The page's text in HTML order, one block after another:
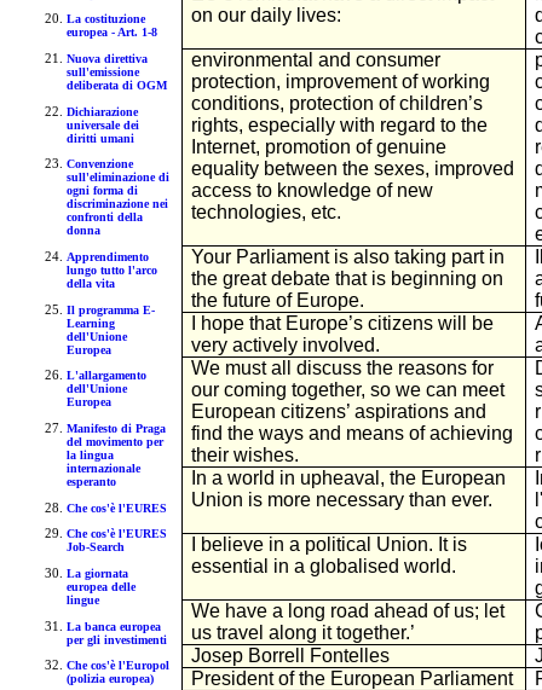
La costituzione
europea - Art. 1-8
Nuova direttiva
sull'emissione
deliberata di OGM
Dichiarazione
universale dei
diritti umani
Convenzione
sull'eliminazione di
ogni forma di
discriminazione nei
confronti della
donna
Apprendimento
lungo tutto l'arco
della vita
Il programma E-
Learning
dell'Unione
Europea
L'allargamento
dell'Unione
Europea
Manifesto di Praga
del movimento per
la lingua
internazionale
esperanto
Che cos'è l'EURES
Che cos'è l'EURES
Job-Search
La giornata
europea delle
lingue
La banca europea
per gli investimenti
Che cos'è l'Europol
(polizia europea)
on our daily lives:
environmental and consumer
protection, improvement of working
conditions, protection of children’s
rights, especially with regard to the
Internet, promotion of genuine
equality between the sexes, improved
access to knowledge of new
technologies, etc.
Your Parliament is also taking part in
the great debate that is beginning on
the future of Europe.
I hope that Europe’s citizens will be
very actively involved.
We must all discuss the reasons for
our coming together, so we can meet
European citizens’ aspirations and
find the ways and means of achieving
their wishes.
In a world in upheaval, the European
Union is more necessary than ever.
I believe in a political Union. It is
essential in a globalised world.
We have a long road ahead of us; let
us travel along it together.’
Josep Borrell Fontelles
President of the European Parliament